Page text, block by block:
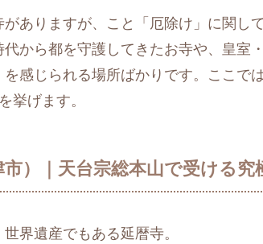
ありますが、こと「厄除け」に関し
から都を守護してきたお寺や、皇室
感じられる場所ばかりです。ここでは
挙げます。
市）｜天台宗総本山で受ける究
界遺産でもある延暦寺。